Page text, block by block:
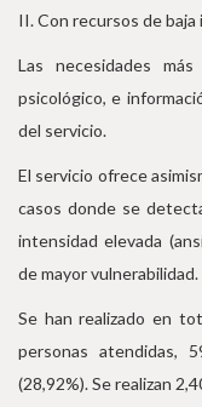
II. Con recursos de
Las necesidades
psicológico, e
del servicio.
El servicio ofrece
casos donde se
intensidad elevada
de mayor vulnerabilidad.
Se han realizado en
personas atendidas,
(28,92%). Se realizan